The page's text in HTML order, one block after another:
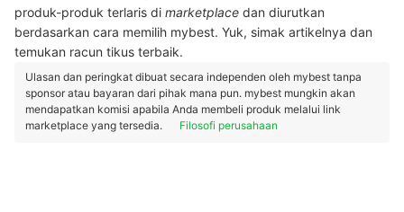
produk-produk terlaris di marketplace dan diurutkan
berdasarkan cara memilih mybest. Yuk, simak artikelnya dan
temukan racun tikus terbaik.
Ulasan dan peringkat dibuat secara independen oleh mybest tanpa
sponsor atau bayaran dari pihak mana pun. mybest mungkin akan
mendapatkan komisi apabila Anda membeli produk melalui link
marketplace yang tersedia.
Filosofi perusahaan